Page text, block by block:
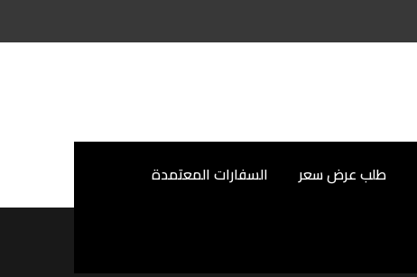
طلب عرض سعر السفارات المعتمدة